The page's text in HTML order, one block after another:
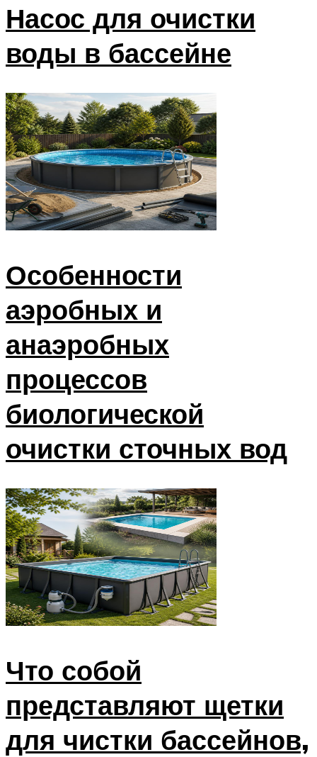
Насос для очистки
воды в бассейне
Особенности
аэробных и
анаэробных
процессов
биологической
очистки сточных вод
Что собой
представляют щетки
для чистки бассейнов,